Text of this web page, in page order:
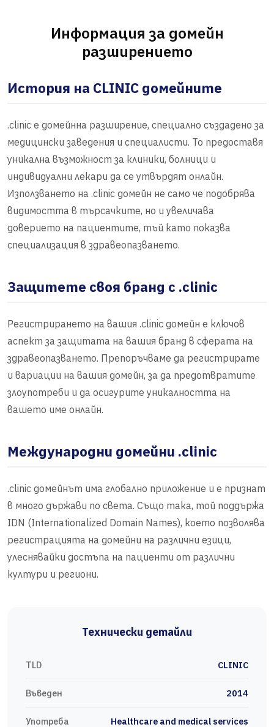
Информация за домейн
разширението
История на CLINIC домейните
.clinic е домейнна разширение, специално създадено за
медицински заведения и специалисти. То предоставя
уникална възможност за клиники, болници и
индивидуални лекари да се утвърдят онлайн.
Използването на .clinic домейн не само че подобрява
видимостта в търсачките, но и увеличава
доверието на пациентите, тъй като показва
специализация в здравеопазването.
Защитете своя бранд с .clinic
Регистрирането на вашия .clinic домейн е ключов
аспект за защитата на вашия бранд в сферата на
здравеопазването. Препоръчваме да регистрирате
и вариации на вашия домейн, за да предотвратите
злоупотреби и да осигурите уникалността на
вашето име онлайн.
Международни домейни .clinic
.clinic домейнът има глобално приложение и е признат
в много държави по света. Също така, той поддържа
IDN (Internationalized Domain Names), което позволява
регистрацията на домейни на различни езици,
улеснявайки достъпа на пациенти от различни
култури и региони.
Технически детайли
TLD CLINIC
Въведен 2014
Употреба Healthcare and medical services